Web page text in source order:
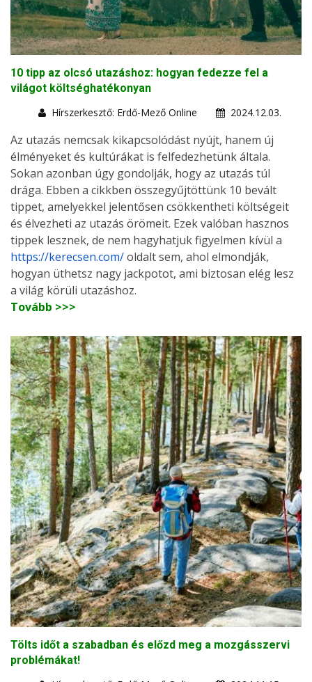
10 tipp az olcsó utazáshoz: hogyan fedezze fel a
világot költséghatékonyan
Hírszerkesztő: Erdő-Mező Online
2024.12.03.
Az utazás nemcsak kikapcsolódást nyújt, hanem új
élményeket és kultúrákat is felfedezhetünk általa.
Sokan azonban úgy gondolják, hogy az utazás túl
drága. Ebben a cikkben összegyűjtöttünk 10 bevált
tippet, amelyekkel jelentősen csökkentheti költségeit
és élvezheti az utazás örömeit. Ezek valóban hasznos
tippek lesznek, de nem hagyhatjuk figyelmen kívül a
https://kerecsen.com/oldalt sem, ahol elmondják,
hogyan üthetsz nagy jackpotot, ami biztosan elég lesz
a világ körüli utazáshoz.
Tovább >>>
Tölts időt a szabadban és előzd meg a mozgásszervi
problémákat!